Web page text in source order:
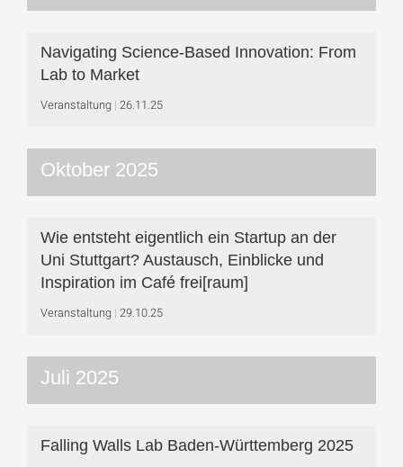
Navigating Science-Based Innovation: From
Lab to Market
Veranstaltung 26.11.25
Oktober 2025
Wie entsteht eigentlich ein Startup an der
Uni Stuttgart? Austausch, Einblicke und
Inspiration im Café frei[raum]
Veranstaltung 29.10.25
Juli 2025
Falling Walls Lab Baden-Württemberg 2025